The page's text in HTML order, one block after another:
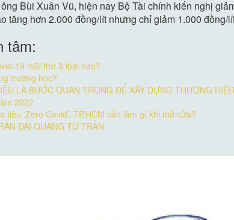
Bùi Xuân Vũ, hiện nay Bộ Tài chính kiến nghị
tăng hơn 2.000 đồng/lít nhưng chỉ giảm 1.000 đồng/
tâm:
19 mũi thứ 3 loại nào?
trường học?
LÀ BƯỚC QUAN TRỌNG ĐỂ XÂY DỰNG THƯƠNG
2022
tiêu ‘Zero Covid’, TP.HCM cần làm gì khi mở cửa?
ĐẠI QUANG TỪ TRẦN